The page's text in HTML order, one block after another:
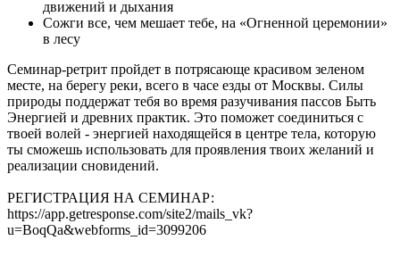
движений и дыхания
Сожги все, чем мешает тебе, на «Огненной церемонии»
в лесу
Семинар-ретрит пройдет в потрясающе красивом зеленом
месте, на берегу реки, всего в часе езды от Москвы. Силы
природы поддержат тебя во время разучивания пассов Быть
Энергией и древних практик. Это поможет соединиться с
твоей волей - энергией находящейся в центре тела, которую
ты сможешь использовать для проявления твоих желаний и
реализации сновидений.
РЕГИСТРАЦИЯ НА СЕМИНАР:
https://app.getresponse.com/site2/mails_vk?
u=BoqQa&webforms_id=3099206